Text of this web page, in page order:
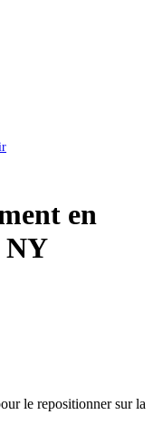
en
NY
le repositionner sur la